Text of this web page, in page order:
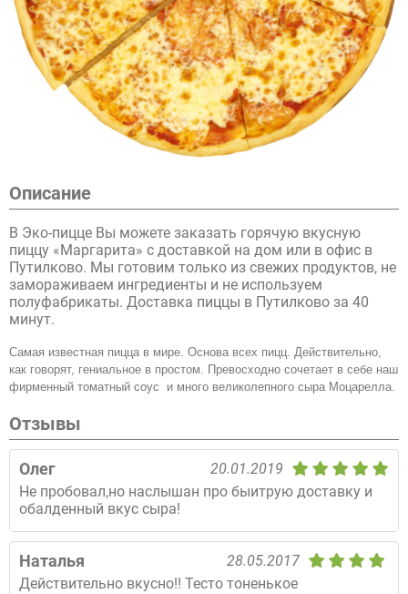
Описание
В Эко-пицце Вы можете заказать горячую вкусную
пиццу «Маргарита» с доставкой на дом или в офис в
Путилково. Мы готовим только из свежих продуктов, не
замораживаем ингредиенты и не используем
полуфабрикаты. Доставка пиццы в Путилково за 40
минут.
Самая известная пицца в мире. Основа всех пицц. Действительно,
как говорят, гениальное в простом. Превосходно сочетает в себе наш
фирменный томатный соус и много великолепного сыра Моцарелла.
Отзывы
Олег
20.01.2019
Не пробовал,но наслышан про быитрую доставку и
обалденный вкус сыра!
Наталья
28.05.2017
Действительно вкусно!! Тесто тоненькое